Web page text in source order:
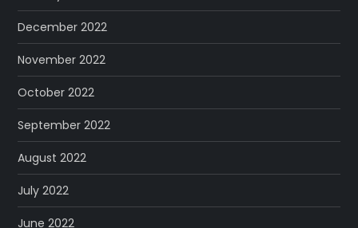
December 2022
November 2022
October 2022
September 2022
August 2022
July 2022
June 2022